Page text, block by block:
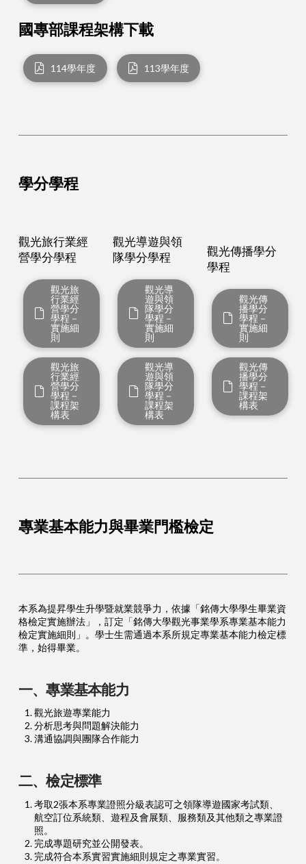
國專部課程架構下載
114學年度 113學年度
學分學程
觀光旅行業經
營學分學程
觀光旅
行業經
營學分
學程－
實施細
則
觀光旅
行業經
營學分
學程－
課程架
構表
觀光導遊與領
隊學分學程
觀光導
遊與領
隊學分
學程－
實施細
則
觀光導
遊與領
隊學分
學程－
課程架
構表
觀光傳播學分
學程
觀光傳
播學分
學程－
實施細
則
觀光傳
播學分
學程－
課程架
構表
專業基本能力與畢業門檻檢定
本系為提昇學生升學暨就業競爭力，依據「銘傳大學學生畢業資
格檢定實施辦法」，訂定「銘傳大學觀光事業學系專業基本能力
檢定實施細則」。學士生需通過本系所規定專業基本能力檢定標
準，始得畢業。
一、專業基本能力
觀光旅遊專業能力
分析思考與問題解決能力
溝通協調與團隊合作能力
二、檢定標準
考取2張本系專業證照分級表認可之領隊導遊國家考試類、
航空訂位系統類、遊程及會展類、服務類及其他類之專業證
照。
完成專題研究並公開發表。
完成符合本系實習實施細則規定之專業實習。